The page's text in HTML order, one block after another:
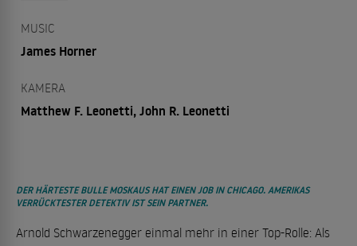
MUSIC
James Horner
KAMERA
Matthew F. Leonetti, John R. Leonetti
DER HÄRTESTE BULLE MOSKAUS HAT EINEN JOB IN CHICAGO. AMERIKAS
VERRÜCKTESTER DETEKTIV IST SEIN PARTNER.
Arnold Schwarzenegger einmal mehr in einer Top-Rolle: Als